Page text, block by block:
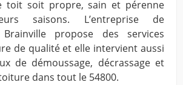
toit soit propre, sain et pérenne
saisons. L’entreprise de
propose des services
de qualité et elle intervient aussi
de démoussage, décrassage et
dans tout le 54800.